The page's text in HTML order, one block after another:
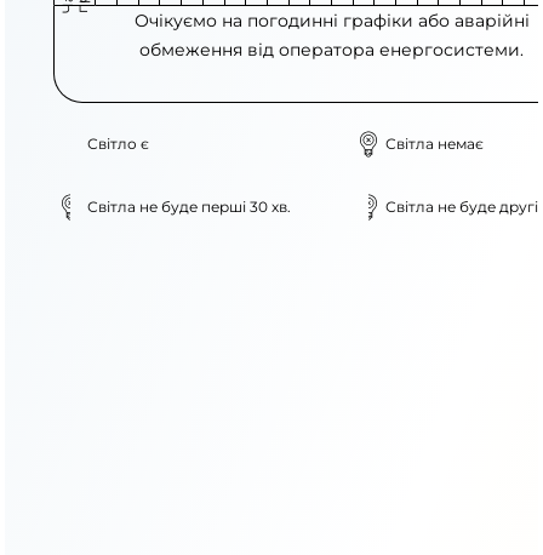
Очікуємо на погодинні графіки або аварійні
обмеження від оператора енергосистеми.
Світло є Світла немає
Світла не буде перші 30 хв. Світла не буде другі